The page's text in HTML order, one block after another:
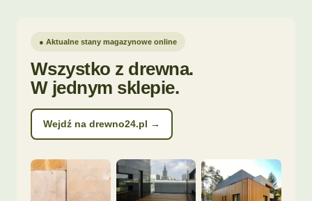
● Aktualne stany magazynowe online
Wszystko z drewna.
W jednym sklepie.
Wejdź na drewno24.pl →